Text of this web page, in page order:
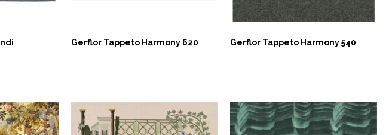
Gerflor Tappeto Harmony 620 Gerflor Tappeto Harmony 540